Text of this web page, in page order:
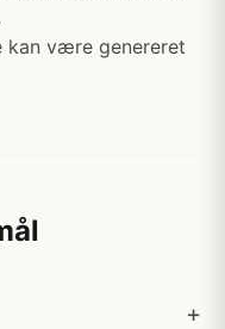
kan være genereret